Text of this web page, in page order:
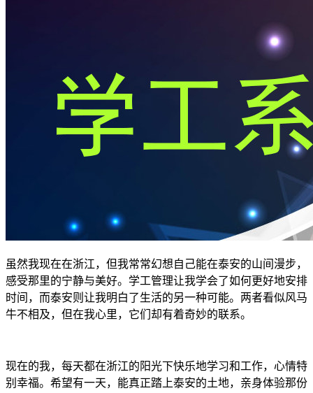
虽然我现在在浙江，但我常常幻想自己能在泰安的山间漫步，
感受那里的宁静与美好。学工管理让我学会了如何更好地安排
时间，而泰安则让我明白了生活的另一种可能。两者看似风马
牛不相及，但在我心里，它们却有着奇妙的联系。
现在的我，每天都在浙江的阳光下快乐地学习和工作，心情特
别幸福。希望有一天，能真正踏上泰安的土地，亲身体验那份